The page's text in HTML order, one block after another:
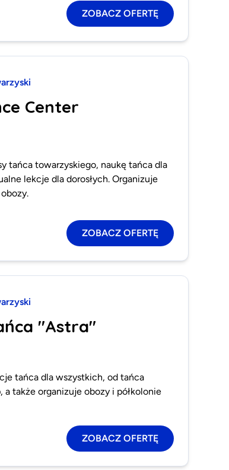
ZOBACZ OFERTĘ
Center
tańca towarzyskiego, naukę tańca dla
lekcje dla dorosłych. Organizuje
ZOBACZ OFERTĘ
"Astra"
tańca dla wszystkich, od tańca
także organizuje obozy i półkolonie
ZOBACZ OFERTĘ